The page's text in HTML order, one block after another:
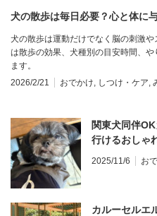
犬の散歩は毎日必要？心と体に
犬の散歩は運動だけでなく脳の刺激
は散歩の効果、犬種別の目安時間、
ます。
2026/2/21
おでかけ しつけ・ケア
関東犬同伴
行けるおしゃ
ォト映えスイ
2025/11/6 お
カルーセルエ